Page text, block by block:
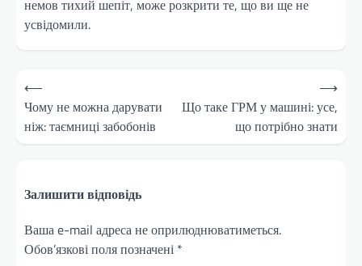
немов тихий шепіт, може розкрити те, що ви ще не
усвідомили.
Навігація
записів
⟵
Чому не можна дарувати
ніж: таємниці забобонів
Що таке ГРМ у машині: усе,
що потрібно знати
⟶
Залишити відповідь
Ваша e-mail адреса не оприлюднюватиметься.
Обов’язкові поля позначені *